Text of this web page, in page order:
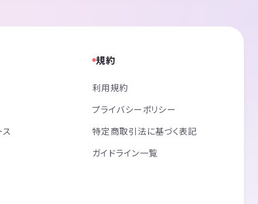
ス
規約
利用規約
プライバシーポリシー
特定商取引法に基づく表記
ガイドライン一覧